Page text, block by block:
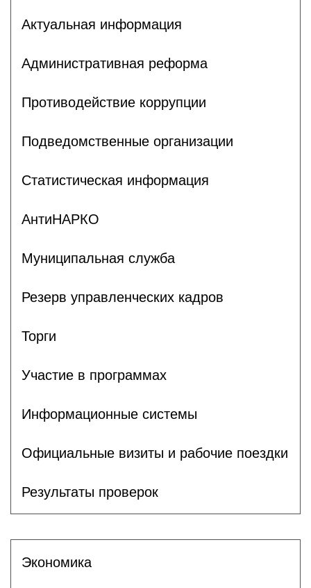
Актуальная информация
Административная реформа
Противодействие коррупции
Подведомственные организации
Статистическая информация
АнтиНАРКО
Муниципальная служба
Резерв управленческих кадров
Торги
Участие в программах
Информационные системы
Официальные визиты и рабочие поездки
Результаты проверок
Экономика